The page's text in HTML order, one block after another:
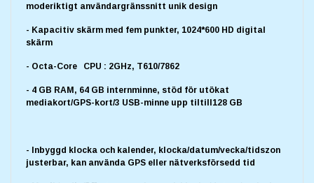
moderiktigt användargränssnitt unik design
- Kapacitiv skärm med fem punkter, 1024*600 HD digital
skärm
- Octa-Core CPU : 2GHz, T610/7862
- 4 GB RAM, 64 GB internminne, stöd för utökat
mediakort/GPS-kort/3 USB-minne upp tiltill128 GB
- Inbyggd klocka och kalender, klocka/datum/vecka/tidszon
justerbar, kan använda GPS eller nätverksförsedd tid